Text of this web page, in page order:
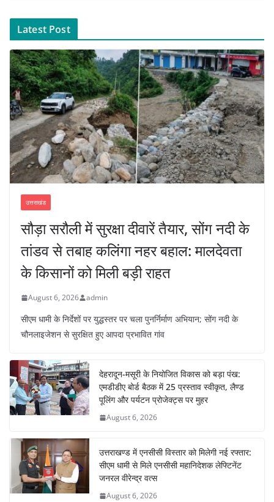
Latest Post
उत्तराखंड
सौड़ा सरौली में सुरक्षा दीवारें तैयार, सोंग नदी के
तांडव से तबाह कलिंगा नहर बहाल: मालदेवता
के किसानों को मिली बड़ी राहत
August 6, 2026 admin
सीएम धामी के निर्देशों पर युद्धस्तर पर चला पुनर्निर्माण अभियान; सोंग नदी के
चौनलाइजेशन से सुरक्षित हुए आपदा प्रभावित गांव
देहरादून-मसूरी के नियोजित विकास को बड़ा पंख:
एमडीडीए बोर्ड बैठक में 25 प्रस्ताव स्वीकृत, लैण्ड
पूलिंग और पर्यटन प्रोजेक्ट्स पर मुहर
August 6, 2026
उत्तराखण्ड में एनसीसी विस्तार को मिलेगी नई रफ्तार:
सीएम धामी से मिले एनसीसी महानिदेशक लेफ्टिनेंट
जनरल वीरेन्द्र वत्स
August 6, 2026